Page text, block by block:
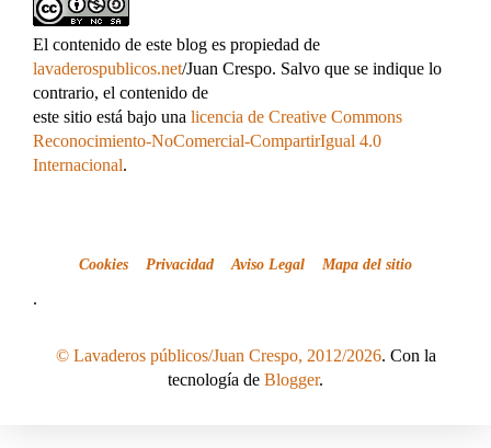
El contenido de este blog es propiedad de
lavaderospublicos.net/Juan Crespo. Salvo que se indique lo
contrario, el contenido de
este sitio está bajo una licencia de Creative Commons
Reconocimiento-NoComercial-CompartirIgual 4.0
Internacional.
Cookies Privacidad Aviso Legal Mapa del sitio
.
© Lavaderos públicos/Juan Crespo, 2012/2026. Con la
tecnología de Blogger.